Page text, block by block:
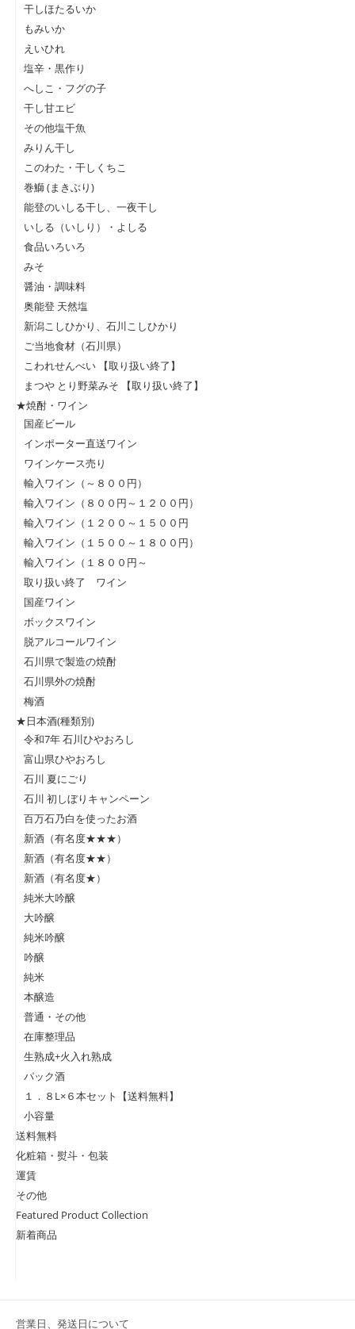
干しほたるいか
もみいか
えいひれ
塩辛・黒作り
へしこ・フグの子
干し甘エビ
その他塩干魚
みりん干し
このわた・干しくちこ
巻鰤 (まきぶり)
能登のいしる干し、一夜干し
いしる（いしり）・よしる
食品いろいろ
みそ
醤油・調味料
奥能登 天然塩
新潟こしひかり、石川こしひかり
ご当地食材（石川県）
こわれせんべい 【取り扱い終了】
まつや とり野菜みそ 【取り扱い終了】
★焼酎・ワイン
国産ビール
インポーター直送ワイン
ワインケース売り
輸入ワイン（～８００円）
輸入ワイン（８００円～１２００円）
輸入ワイン（１２００～１５００円
輸入ワイン（１５００～１８００円）
輸入ワイン（１８００円～
取り扱い終了 ワイン
国産ワイン
ボックスワイン
脱アルコールワイン
石川県で製造の焼酎
石川県外の焼酎
梅酒
★日本酒(種類別)
令和7年 石川ひやおろし
富山県ひやおろし
石川 夏にごり
石川 初しぼりキャンペーン
百万石乃白を使ったお酒
新酒（有名度★★★）
新酒（有名度★★）
新酒（有名度★）
純米大吟醸
大吟醸
純米吟醸
吟醸
純米
本醸造
普通・その他
在庫整理品
生熟成+火入れ熟成
パック酒
１．８L×６本セット【送料無料】
小容量
送料無料
化粧箱・熨斗・包装
運賃
その他
Featured Product Collection
新着商品
営業日、発送日について